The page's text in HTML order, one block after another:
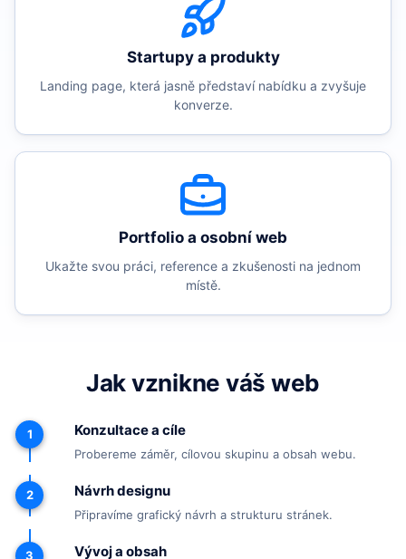
Startupy a produkty
Landing page, která jasně představí nabídku a zvyšuje
konverze.
Portfolio a osobní web
Ukažte svou práci, reference a zkušenosti na jednom
místě.
Jak vznikne váš web
1 Konzultace a cíle
Probereme záměr, cílovou skupinu a obsah webu.
2 Návrh designu
Připravíme grafický návrh a strukturu stránek.
3 Vývoj a obsah